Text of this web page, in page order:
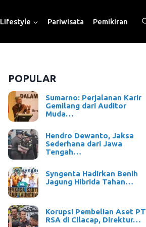
Lifestyle Pariwisata Pemikiran
POPULAR
Sumarno: Perjalanan Karir
Gemilang dari Auditor
Muda…
Hendro Dewanto, Jaksa
Sederhana dari Jawa
Tengah…
Syngenta Hadirkan Benih
Jagung Hibrida Tahan…
Korupsi Pembelian Aset PT
RSA di Cilacap, Direktur…